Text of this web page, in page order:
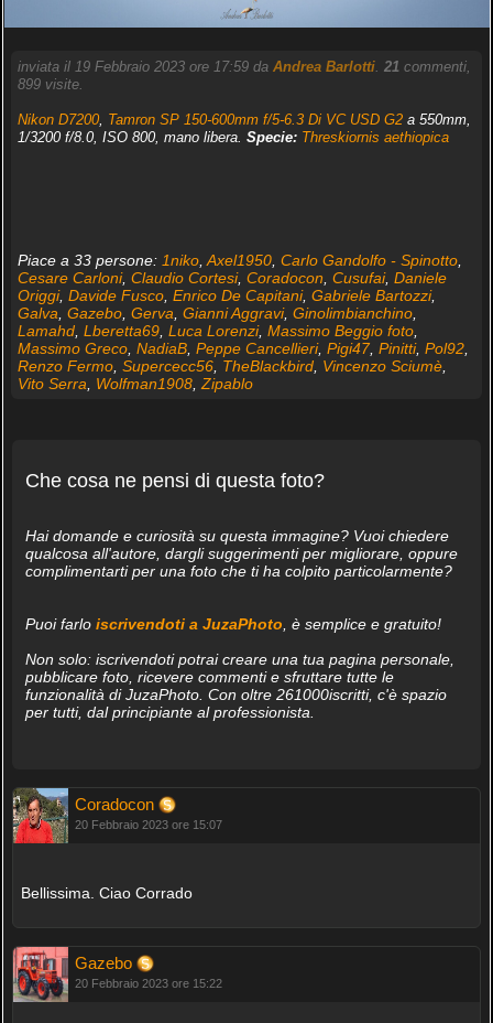
inviata il 19 Febbraio 2023 ore 17:59 da Andrea Barlotti. 21commenti,
899 visite.
Nikon D7200, Tamron SP 150-600mm f/5-6.3 Di VC USD G2a 550mm,
1/3200 f/8.0, ISO 800, mano libera. Specie: Threskiornis aethiopica
Piace a 33 persone: 1niko, Axel1950, Carlo Gandolfo - Spinotto,
Cesare Carloni, Claudio Cortesi, Coradocon Cusufai, Daniele
Origgi, Davide Fusco, Enrico De Capitani, Gabriele Bartozzi,
Galva Gazebo, Gerva Gianni Aggravi, Ginolimbianchino,
Lamahd, Lberetta69, Luca Lorenzi, Massimo Beggio foto,
Massimo Greco, NadiaB, Peppe Cancellieri, Pigi47, Pinitti, Pol92,
Renzo Fermo, Supercecc56, TheBlackbird, Vincenzo Sciumè,
Vito Serra
Wolfman1908, Zipablo
Che cosa ne pensi di questa foto?
Hai domande e curiosità su questa immagine? Vuoi chiedere
qualcosa all'autore, dargli suggerimenti per migliorare, oppure
complimentarti per una foto che ti ha colpito particolarmente?
Puoi farlo iscrivendoti a JuzaPhoto , è semplice e gratuito!
Non solo: iscrivendoti potrai creare una tua pagina personale,
pubblicare foto, ricevere commenti e sfruttare tutte le
funzionalità di JuzaPhoto. Con oltre 261000iscritti, c'è spazio
per tutti, dal principiante al professionista.
Coradocon
20 Febbraio 2023 ore 15:07
Bellissima. Ciao Corrado
Gazebo
20 Febbraio 2023 ore 15:22